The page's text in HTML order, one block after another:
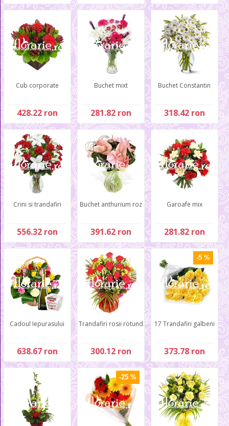
Cub corporate
428.22 ron
Buchet mixt
281.82 ron
Buchet Constantin
318.42 ron
Crini si trandafiri
556.32 ron
Buchet anthurium roz
391.62 ron
Garoafe mix
281.82 ron
Cadoul Iepurasului
638.67 ron
Trandafiri rosii rotund
300.12 ron
-5 %
17 Trandafiri galbeni
373.78 ron
-25 %